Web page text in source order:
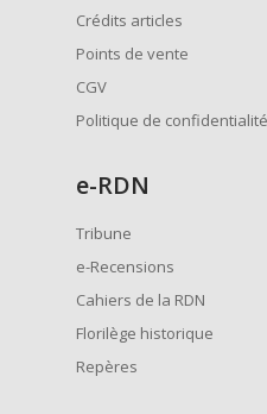
Crédits articles
Points de vente
CGV
Politique de
e-RDN
Tribune
e-Recensions
Cahiers de la RDN
Florilège historique
Repères